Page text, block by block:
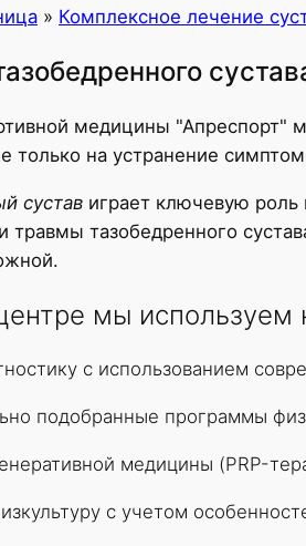
» Комплексное лечение
медицины "Апреспорт"
только на устранение
сустав играет ключевую роль
травмы тазобедренного
мы используем
с использованием
подобранные программы
медицины (PRP-
с учетом